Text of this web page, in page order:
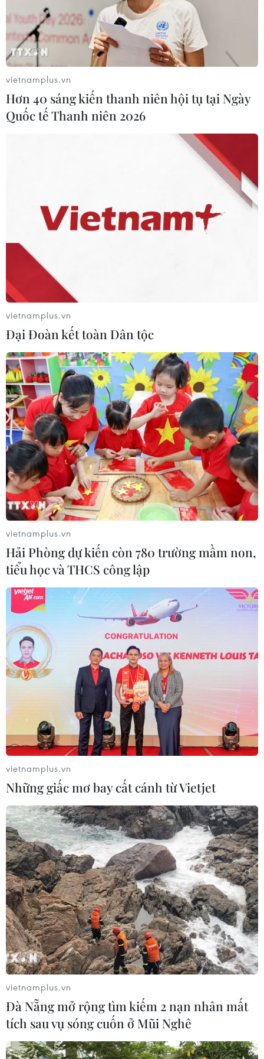
Kuwait thúc đẩy tiến trình đối thoại giữa
Qatar và các nước Arab
Kuwait đang nỗ lực thúc đẩy một tiến trình đối thoại trực
tiếp giữa nhóm bốn nước Arab gồm Saudi Arabia, Ai
Cập, Các Tiểu vương quốc Arab Thống nhất (UAE) và
Bahrain với Qatar.
Ai Cập nêu điều kiện giải quyết khủng
hoảng ngoại giao với Qatar
10/08/2017 23:49
phải ngừng hỗ trợ các tổ chức khủng bố như một điều
kiện để giải quyết bất đồng với các nước láng giềng
Arab.
UAE: Khủng hoảng Qatar không phải do
dân mà bắt nguồn từ chính phủ
11/08/2017 13:17
Một quan chức UAE cho rằng khủng hoảng Qatar
không phải do người dân gây ra, mà là “sản phẩm của
chính quyền Qatar nhằm vào các quốc gia láng giềng
của nước này."
vietnamplus.vn
Hơn 40 sáng kiến thanh niên hội tụ tại Ngày
Quốc tế Thanh niên 2026
vietnamplus.vn
Đại Đoàn kết toàn Dân tộc
vietnamplus.vn
Hải Phòng dự kiến còn 780 trường mầm non,
tiểu học và THCS công lập
vietnamplus.vn
Những giấc mơ bay cất cánh từ Vietjet
vietnamplus.vn
Đà Nẵng mở rộng tìm kiếm 2 nạn nhân mất
tích sau vụ sóng cuốn ở Mũi Nghê